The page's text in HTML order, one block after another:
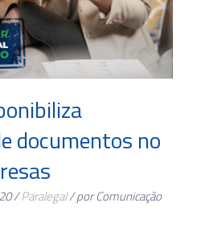
documentos no
/Paralegal/ por Comunicação